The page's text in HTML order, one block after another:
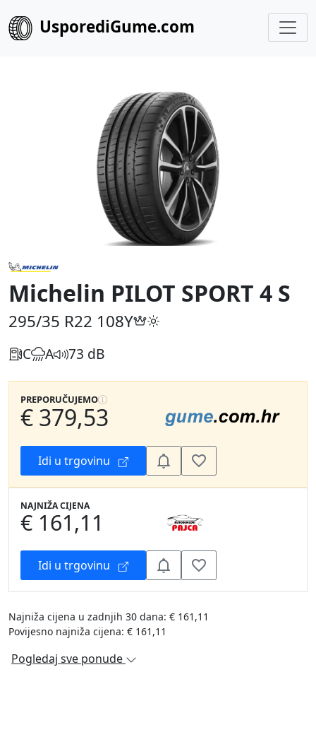
UsporediGume.com
Michelin PILOT SPORT 4 S
295/35 R22 108Y
C A 73 dB
PREPORUČUJEMO
€ 379,53
Idi u trgovinu
NAJNIŽA CIJENA
€ 161,11
Idi u trgovinu
Najniža cijena u zadnjih 30 dana: € 161,11
Povijesno najniža cijena: € 161,11
Pogledaj sve ponude